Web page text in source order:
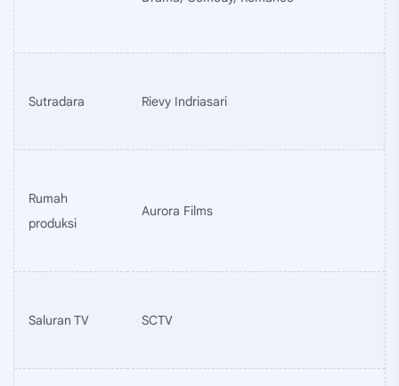
Sutradara Rievy Indriasari
Rumah
produksi
Aurora Films
Saluran TV SCTV